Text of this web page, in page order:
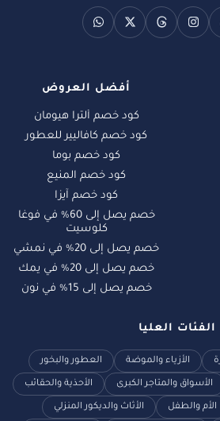
أفضل العروض
كود خصم ألترا هيومان
كود خصم كافاليير للعطور
كود خصم بوما
كود خصم المنيع
كود خصم آيزا
خصم يصل إلى 60% في فوغا
كلوسيت
خصم يصل إلى 20% في نمشي
خصم يصل إلى 20% في يمك
خصم يصل إلى 15% في نون
الفئات العليا
الأزياء والموضة العطور والبخور
الأسواق والمتاجر الكبرى الأحذية والحقائب
الأم والطفل الأثاث والديكور المنزلي